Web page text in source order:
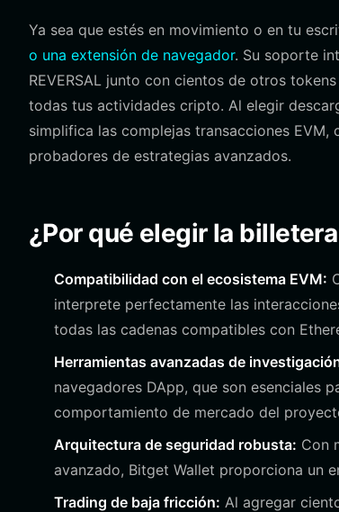
Ya sea que estés en movimiento o en tu
o una extensión de navegador. Su soporte
REVERSAL junto con cientos de otros
todas tus actividades cripto. Al elegir
simplifica las complejas transacciones
probadores de estrategias avanzados.
¿Por qué elegir la
Compatibilidad con el ecosistema EVM:
interprete perfectamente las
todas las cadenas compatibles con
Herramientas avanzadas de
navegadores DApp, que son esenciales
comportamiento de mercado del
Arquitectura de seguridad robusta: Con
avanzado, Bitget Wallet proporciona un
Trading de baja fricción: Al agregar